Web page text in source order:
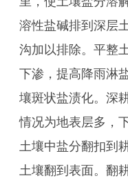
溶性盐碱排到深层
沟加以排除。平整
下渗，提高降雨淋
壤斑状盐渍化。深
情况为地表层多，
土壤中盐分翻扣到
土壤翻到表面。翻